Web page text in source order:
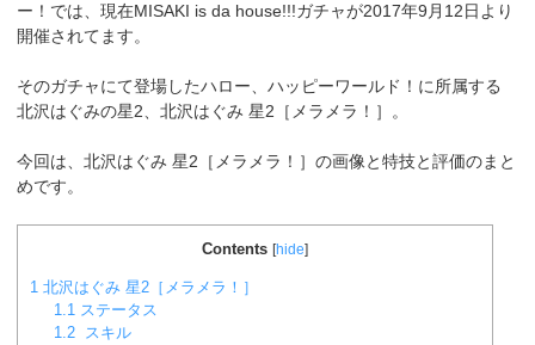
ー！では、現在MISAKI is da house!!!ガチャが2017年9月12日より
開催されてます。
そのガチャにて登場したハロー、ハッピーワールド！に所属する
北沢はぐみの星2、北沢はぐみ 星2［メラメラ！］。
今回は、北沢はぐみ 星2［メラメラ！］の画像と特技と評価のまと
めです。
Contents [hide]
1 北沢はぐみ 星2［メラメラ！］
1.1 ステータス
1.2 スキル